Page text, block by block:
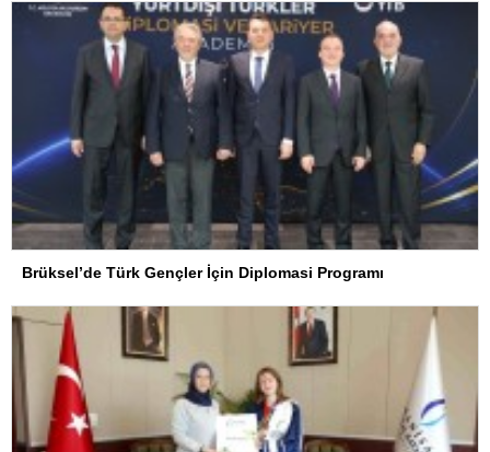
Brüksel’de Türk Gençler İçin Diplomasi Programı